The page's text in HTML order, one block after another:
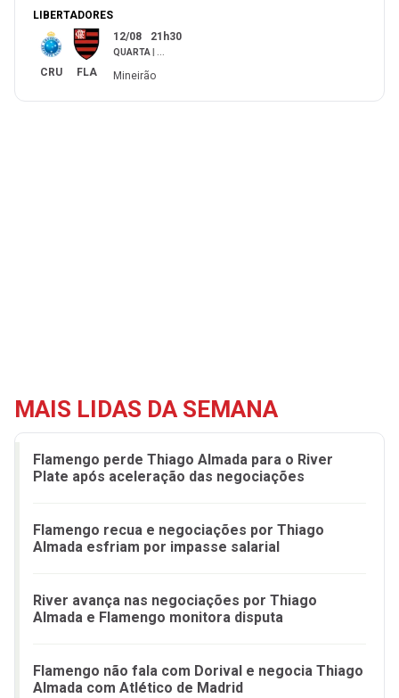
LIBERTADORES
CRU FLA
12/08 21h30
QUARTA ...
Mineirão
MAIS LIDAS DA SEMANA
Flamengo perde Thiago Almada para o River
Plate após aceleração das negociações
Flamengo recua e negociações por Thiago
Almada esfriam por impasse salarial
River avança nas negociações por Thiago
Almada e Flamengo monitora disputa
Flamengo não fala com Dorival e negocia Thiago
Almada com Atlético de Madrid